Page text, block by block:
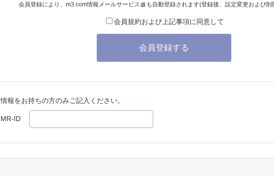
会員登録により、 m3.com情報メールサービス も自動登録されます(登録後、設定変更および
会員規約および上記事項に同意して
会員登録する
情報をお持ちの方のみご記入ください。
MR-ID